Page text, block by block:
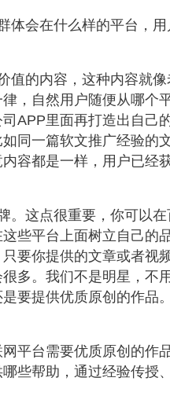
体会在什么样的平台，
值的内容，这种内容就
，自然用户随便从哪个
APP里面再打造出自己
同一篇软文推广经验的
容都是一样，用户已经
。这点很重要，你可以在
些平台上面树立自己的
要你提供的文章或者视
多。我们不是明星，不
要提供优质原创的作品
平台需要优质原创的作
些帮助，通过经验传授